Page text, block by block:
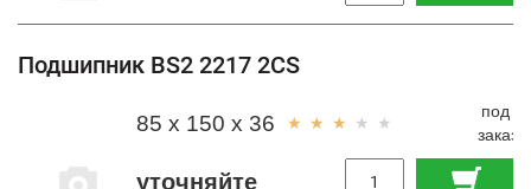
Подшипник BS2 2217 2CS
под
заказ
уточняйте
85 x 150 x 36